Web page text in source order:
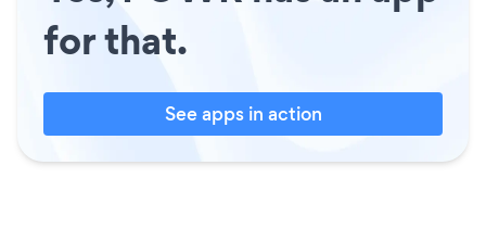
for that.
See apps in action